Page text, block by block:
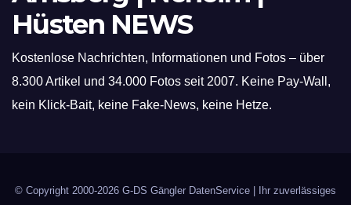
Hüsten NEWS
Kostenlose Nachrichten, Informationen und Fotos – über
8.300 Artikel und 34.000 Fotos seit 2007. Keine Pay-Wall,
kein Klick-Bait, keine Fake-News, keine Hetze.
© Copyright 2000-2026 G-DS Gängler DatenService | Ihr zuverlässiges